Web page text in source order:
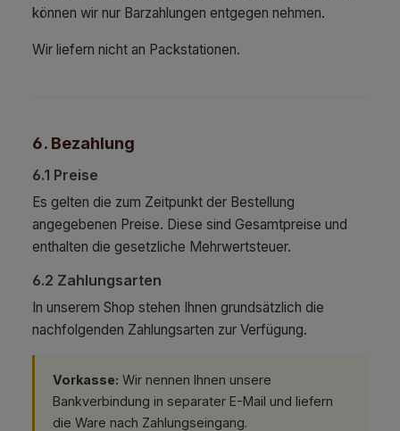
können wir nur Barzahlungen entgegen nehmen.
Wir liefern nicht an Packstationen.
6. Bezahlung
6.1 Preise
Es gelten die zum Zeitpunkt der Bestellung
angegebenen Preise. Diese sind Gesamtpreise und
enthalten die gesetzliche Mehrwertsteuer.
6.2 Zahlungsarten
In unserem Shop stehen Ihnen grundsätzlich die
nachfolgenden Zahlungsarten zur Verfügung.
Vorkasse: Wir nennen Ihnen unsere
Bankverbindung in separater E-Mail und liefern
die Ware nach Zahlungseingang.